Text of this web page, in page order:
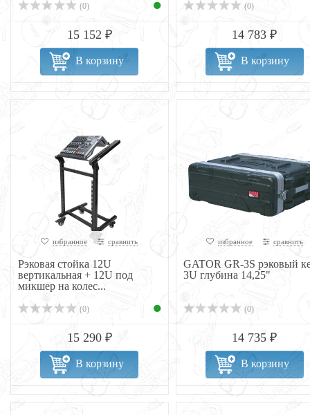
(0)
15 152 ₽
В корзину
(0)
14 783 ₽
В корзину
избранное сравнить
Рэковая стойка 12U
вертикальная + 12U под
микшер на колес...
(0)
15 290 ₽
В корзину
избранное сравнить
GATOR GR-3S рэковый
3U глубина 14,25"
(0)
14 735 ₽
В корзину